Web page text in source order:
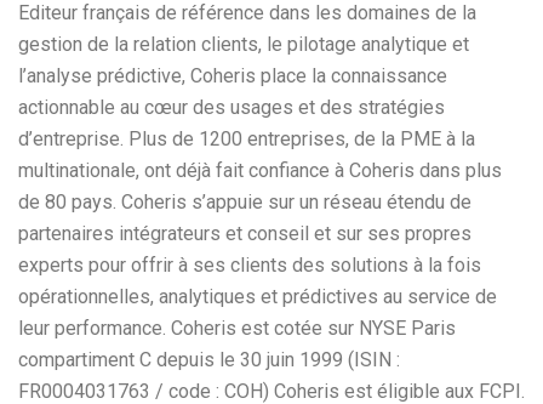
Editeur français de référence dans les domaines de la
gestion de la relation clients, le pilotage analytique et
l’analyse prédictive, Coheris place la connaissance
actionnable au cœur des usages et des stratégies
d’entreprise. Plus de 1200 entreprises, de la PME à la
multinationale, ont déjà fait confiance à Coheris dans plus
de 80 pays. Coheris s’appuie sur un réseau étendu de
partenaires intégrateurs et conseil et sur ses propres
experts pour offrir à ses clients des solutions à la fois
opérationnelles, analytiques et prédictives au service de
leur performance. Coheris est cotée sur NYSE Paris
compartiment C depuis le 30 juin 1999 (ISIN :
FR0004031763 / code : COH) Coheris est éligible aux FCPI.